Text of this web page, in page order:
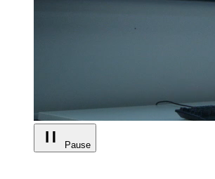
Pause